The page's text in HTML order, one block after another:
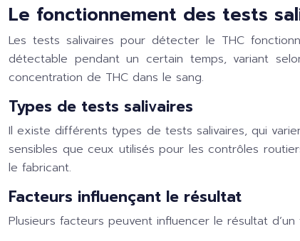
Le fonctionnement des tests
Les tests salivaires pour détecter le THC
détectable pendant un certain temps, variant
concentration de THC dans le sang.
Types de tests salivaires
Il existe différents types de tests salivaires, qui
sensibles que ceux utilisés pour les contrôles
le fabricant.
Facteurs influençant le résultat
Plusieurs facteurs peuvent influencer le résultat